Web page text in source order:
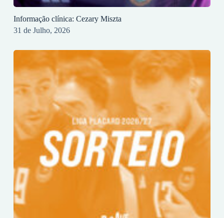
Informação clínica: Cezary Miszta
31 de Julho, 2026